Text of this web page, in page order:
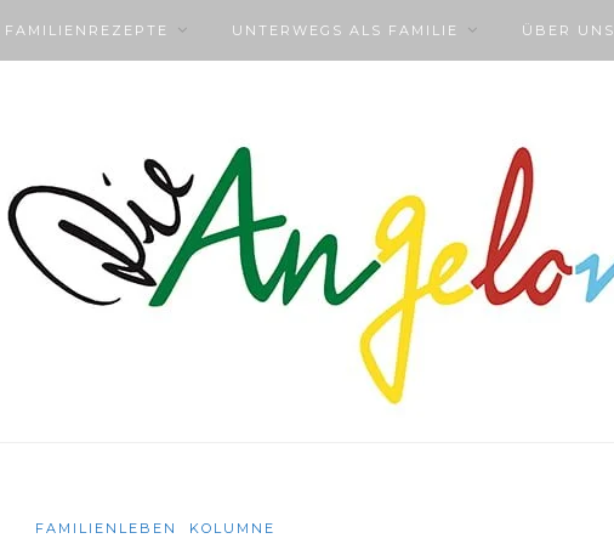
FAMILIENREZEPTE UNTERWEGS ALS FAMILIE ÜBER UNS
FAMILIENLEBEN KOLUMNE